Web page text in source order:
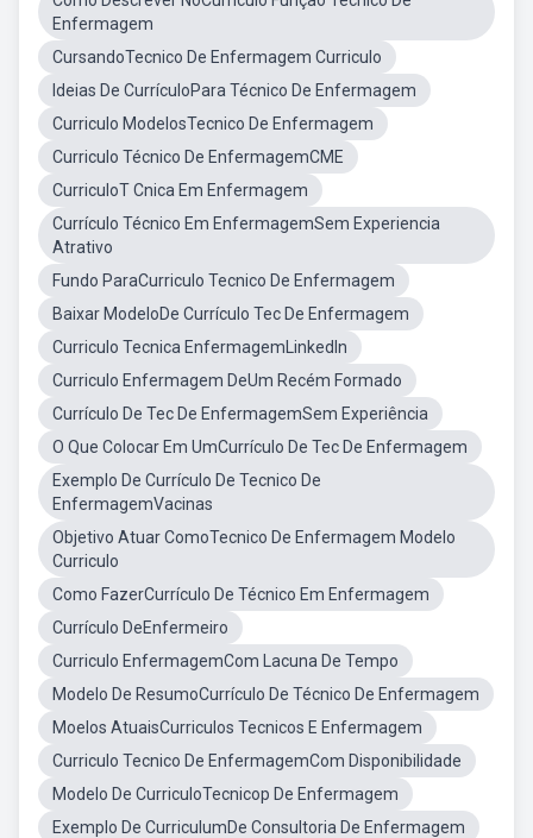
Enfermagem
CursandoTecnico De Enfermagem Curriculo
Ideias De CurrículoPara Técnico De Enfermagem
Curriculo ModelosTecnico De Enfermagem
Curriculo Técnico De EnfermagemCME
CurriculoT Cnica Em Enfermagem
Currículo Técnico Em EnfermagemSem Experiencia
Atrativo
Fundo ParaCurriculo Tecnico De Enfermagem
Baixar ModeloDe Currículo Tec De Enfermagem
Curriculo Tecnica EnfermagemLinkedIn
Curriculo Enfermagem DeUm Recém Formado
Currículo De Tec De EnfermagemSem Experiência
O Que Colocar Em UmCurrículo De Tec De Enfermagem
Exemplo De Currículo De Tecnico De
EnfermagemVacinas
Objetivo Atuar ComoTecnico De Enfermagem Modelo
Curriculo
Como FazerCurrículo De Técnico Em Enfermagem
Currículo DeEnfermeiro
Curriculo EnfermagemCom Lacuna De Tempo
Modelo De ResumoCurrículo De Técnico De Enfermagem
Moelos AtuaisCurriculos Tecnicos E Enfermagem
Curriculo Tecnico De EnfermagemCom Disponibilidade
Modelo De CurriculoTecnicop De Enfermagem
Exemplo De CurriculumDe Consultoria De Enfermagem